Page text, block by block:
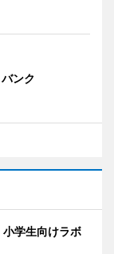
ンク
学生向けラボ